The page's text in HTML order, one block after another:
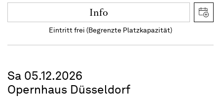
Info
Eintritt frei (Begrenzte Platzkapazität)
Sa 05.12.2026
Opernhaus Düsseldorf